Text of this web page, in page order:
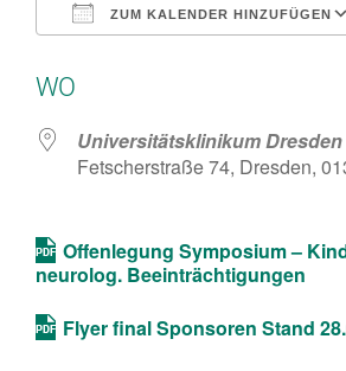
ZUM KALENDER HINZUFÜGEN
WO
Universitätsklinikum Dresden
Fetscherstraße 74, Dresden,
Offenlegung Symposium –
neurolog. Beeinträchtigungen
Flyer final Sponsoren Stand